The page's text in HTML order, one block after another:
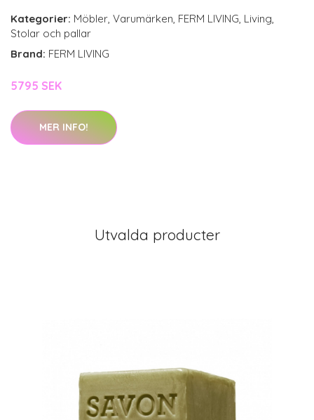
Kategorier: Möbler Varumärken FERM LIVING Living
Stolar och pallar
Brand: FERM LIVING
5795 SEK
MER INFO!
Utvalda producter